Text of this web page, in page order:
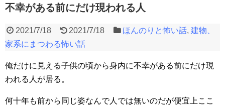
不幸がある前にだけ現われる人
2021/7/18 2021/7/18 ほんのりと怖い話,建物、
家系にまつわる怖い話
俺だけに見える子供の頃から身内に不幸がある前にだけ現
われる人が居る。
何十年も前から同じ姿なんで人では無いのだが便宜上ここ